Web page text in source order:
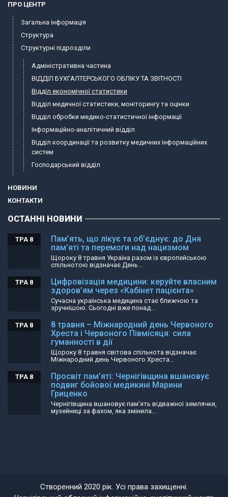
ПРО ЦЕНТР
Загальна інформація
Структура
Структурні підрозділи
Адміністративна частина
ВІДДІЛ БУХГАЛТЕРСЬКОГО ОБЛІКУ ТА ЗВІТНОСТІ
Відділ економічної статистики
Відділ медичної статистики, моніторингу та оцінки
Відділ обробки медико-статистичної інформації
Інформаційно-аналітичний відділ
Відділ координації та розвитку медичних інформаційних
систем
Господарський відділ
НОВИНИ
КОНТАКТИ
ОСТАННІ НОВИНИ
Пам’ять, що лікує та об’єднує: до Дня
пам’яті та перемоги над нацизмом
ТРА 8
Щороку 8 травня Україна разом із європейською
спільнотою відзначає День...
Цифровізація медицини: керуйте власним
здоров’ям через «Кабінет пацієнта»
ТРА 8
Сучасна українська медицина стає ближчою та
зручнішою. Сьогодні вже понад...
8 травня – Міжнародний день Червоного
Хреста і Червоного Півмісяця: сила
гуманності в дії
ТРА 8
Щороку 8 травня світова спільнота відзначає
Міжнародний день Червоного Хреста...
Просвіт пам’яті: Чернігівщина вшановує
подвиг бойової медикині Марини
Гриценко
ТРА 8
Чернігівщина вшановує пам’ять відважної землячки,
музейниці за фахом, яка змінила...
Створенний 2020 рік. Усі права захищенні.